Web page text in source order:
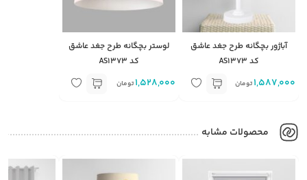
آباژور بچگانه طرح جغد عاشق
کد AS1373
1,587,000 تومان
لوستر بچگانه طرح جغد عاشق
کد AS1373
1,528,000 تومان
محصولات مشابه